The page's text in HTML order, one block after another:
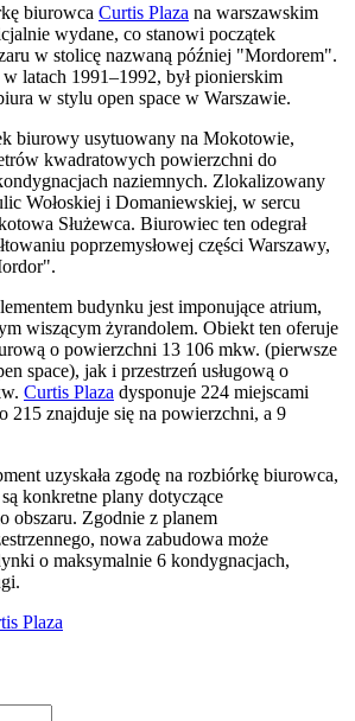
biurowca Curtis Plaza na warszawskim
wydane, co stanowi początek
w stolicę nazwaną później "Mordorem".
latach 1991–1992, był pionierskim
w stylu open space w Warszawie.
biurowy usytuowany na Mokotowie,
kwadratowych powierzchni do
naziemnych. Zlokalizowany
Wołoskiej i Domaniewskiej, w sercu
Służewca. Biurowiec ten odegrał
poprzemysłowej części Warszawy,
budynku jest imponujące atrium,
wiszącym żyrandolem. Obiekt ten oferuje
o powierzchni 13 106 mkw. (pierwsze
space), jak i przestrzeń usługową o
Curtis Plaza dysponuje 224 miejscami
215 znajduje się na powierzchni, a 9
uzyskała zgodę na rozbiórkę biurowca,
konkretne plany dotyczące
obszaru. Zgodnie z planem
nowa zabudowa może
o maksymalnie 6 kondygnacjach,
Plaza